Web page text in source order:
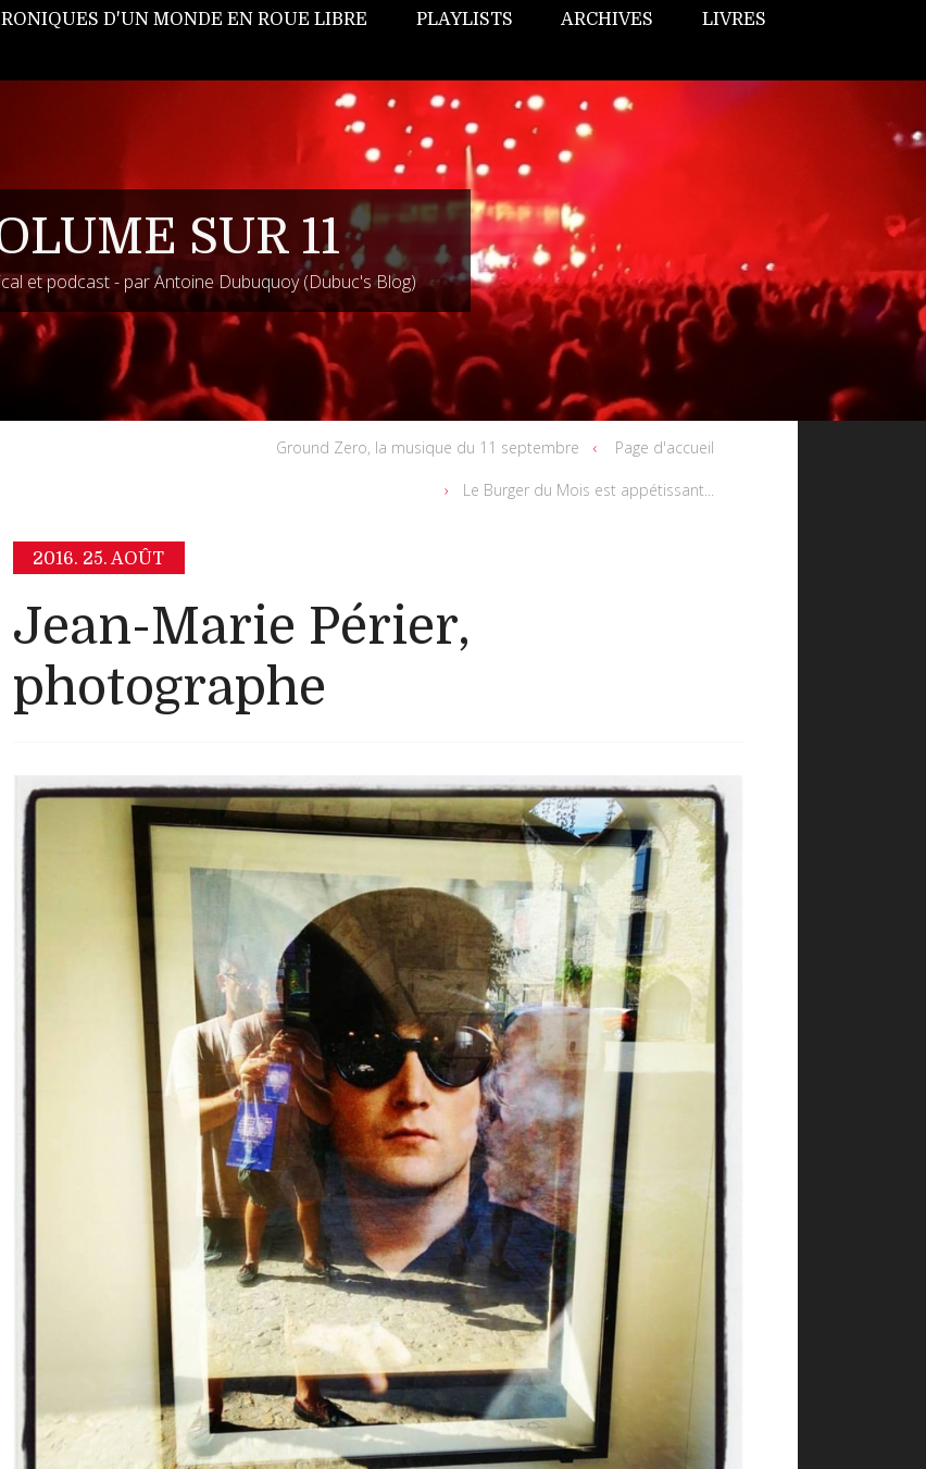
D'UN MONDE EN ROUE LIBRE PLAYLISTS ARCHIVES LIVRES
SUR 11
et podcast - par Antoine Dubuquoy (Dubuc's Blog)
Ground Zero, la musique du 11 septembre Page d'accueil
Le Burger du Mois est appétissant...
2016. 25. AOÛT
Jean-Marie Périer,
photographe